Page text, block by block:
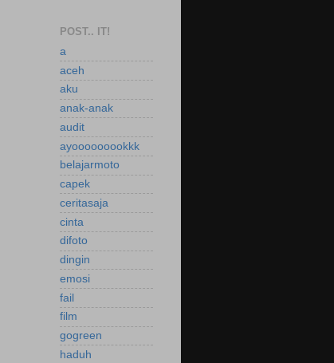
POST.. IT!
a
aceh
aku
anak-anak
audit
ayooooooookkk
belajarmoto
capek
ceritasaja
cinta
difoto
dingin
emosi
fail
film
gogreen
haduh